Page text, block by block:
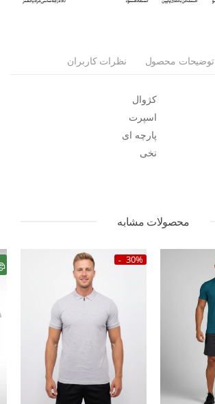
توضیحات محصول نظرات کاربران
کژوال
اسپرت
پارچه ای
نخی
محصولات مشابه
30%